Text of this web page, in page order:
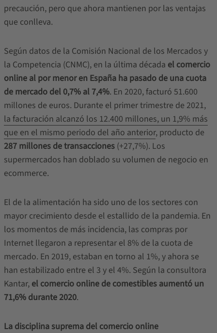
precaución, pero que ahora mantienen por las ventajas
que conlleva.
Según datos de la Comisión Nacional de los Mercados y
la Competencia (CNMC), en la última década el comercio
online al por menor en España ha pasado de una cuota
de mercado del 0,7% al 7,4%. En 2020, facturó 51.600
millones de euros. Durante el primer trimestre de 2021,
la facturación alcanzó los 12.400 millones, un 1,9% más
que en el mismo periodo del año anterior, producto de
287 millones de transacciones(+27,7%). Los
supermercados han doblado su volumen de negocio en
ecommerce.
El de la alimentación ha sido uno de los sectores con
mayor crecimiento desde el estallido de la pandemia. En
los momentos de más incidencia, las compras por
Internet llegaron a representar el 8% de la cuota de
mercado. En 2019, estaban en torno al 1%, y ahora se
han estabilizado entre el 3 y el 4%. Según la consultora
Kantar, el comercio online de comestibles aumentó un
71,6% durante 2020.
La disciplina suprema del comercio online